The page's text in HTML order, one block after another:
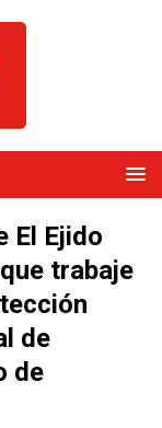
El Ejido
trabaje
de
de